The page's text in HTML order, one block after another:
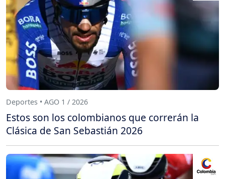
Deportes • AGO 1 / 2026
Estos son los colombianos que correrán la
Clásica de San Sebastián 2026